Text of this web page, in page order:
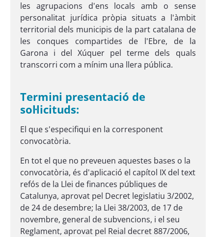
les agrupacions d'ens locals amb o sense
personalitat jurídica pròpia situats a l'àmbit
territorial dels municipis de la part catalana de
les conques compartides de l'Ebre, de la
Garona i del Xúquer pel terme dels quals
transcorri com a mínim una llera pública.
Termini presentació de
sol·licituds:
El que s'especifiqui en la corresponent
convocatòria.
En tot el que no preveuen aquestes bases o la
convocatòria, és d'aplicació el capítol IX del text
refós de la Llei de finances públiques de
Catalunya, aprovat pel Decret legislatiu 3/2002,
de 24 de desembre; la Llei 38/2003, de 17 de
novembre, general de subvencions, i el seu
Reglament, aprovat pel Reial decret 887/2006,